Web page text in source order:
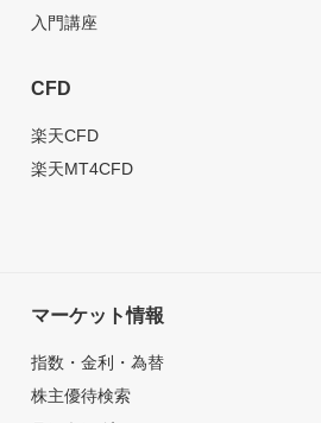
入門講座
CFD
楽天CFD
楽天MT4CFD
マーケット情報
指数・金利・為替
株主優待検索